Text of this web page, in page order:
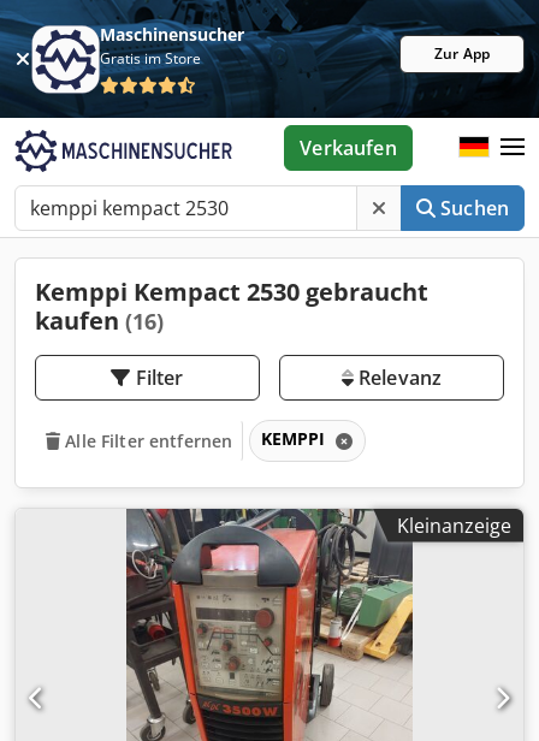
Maschinensucher
Gratis im Store Zur App
Suchen
Verkaufen
Kemppi Kempact 2530 gebraucht
kaufen (16)
Filter Relevanz
Alle Filter entfernen KEMPPI
Kleinanzeige